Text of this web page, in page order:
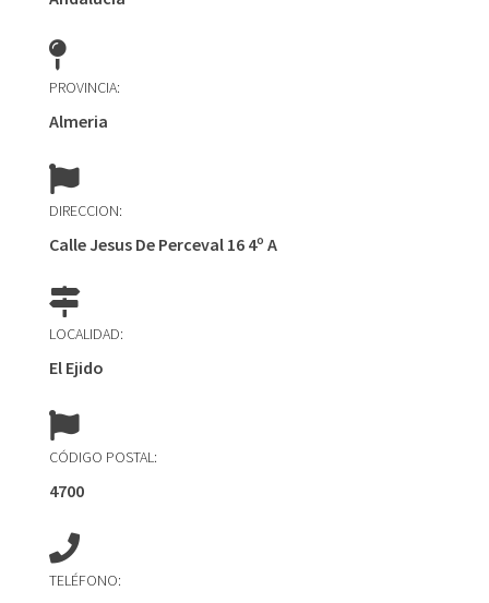
PROVINCIA:
Almeria
DIRECCION:
Calle Jesus De Perceval 16 4º A
LOCALIDAD:
El Ejido
CÓDIGO POSTAL:
4700
TELÉFONO: